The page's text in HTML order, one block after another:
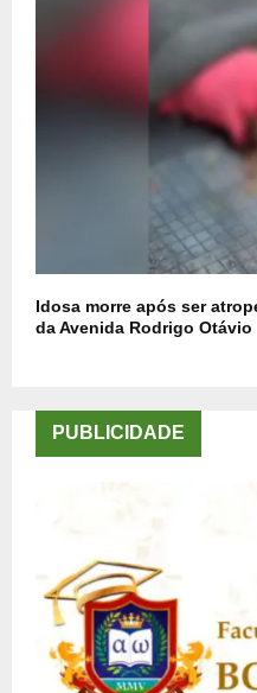
Idosa morre após ser
da Avenida Rodrigo Otávio
PUBLICIDADE